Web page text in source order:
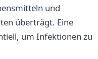
und
überträgt. Eine
um Infektionen zu